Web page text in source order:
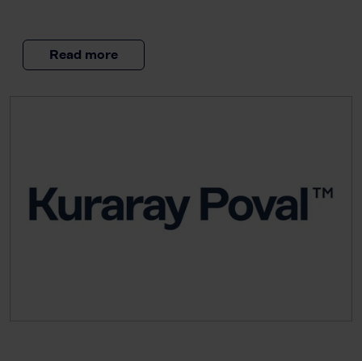
Read more